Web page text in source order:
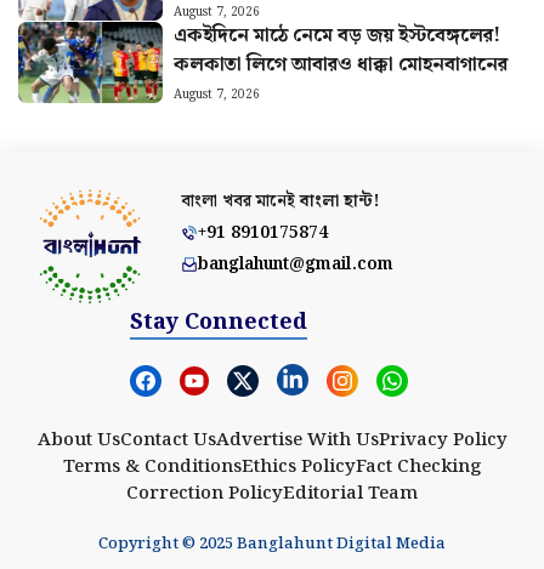
August 7, 2026
একইদিনে মাঠে নেমে বড় জয় ইস্টবেঙ্গলের!
কলকাতা লিগে আবারও ধাক্কা মোহনবাগানের
August 7, 2026
বাংলা খবর মানেইবাংলা হান্ট!
+91 8910175874
banglahunt@gmail.com
Stay Connected
About UsContact UsAdvertise With UsPrivacy Policy
Terms & ConditionsEthics PolicyFact Checking
Correction PolicyEditorial Team
Copyright © 2025 Banglahunt Digital Media